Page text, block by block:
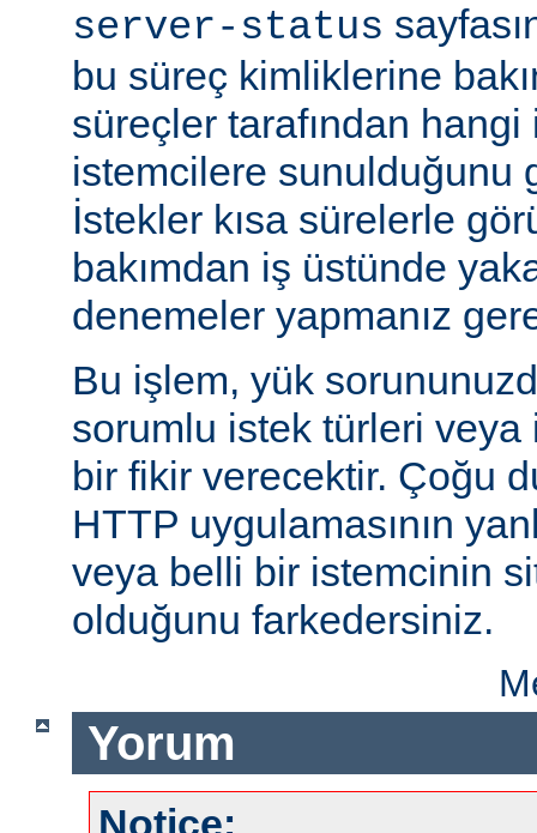
server-status
bu süreç kimliklerine
süreçler tarafından
istemcilere sunulduğunu
İstekler kısa sürelerle
bakımdan iş üstünde
denemeler yapmanız
Bu işlem, yük
sorumlu istek türleri veya
bir fikir verecektir. Çoğu
HTTP uygulamasının
veya belli bir istemcinin
olduğunu farkedersiniz.
Yorum
Notice: